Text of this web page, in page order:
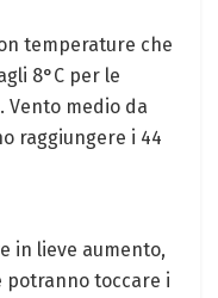
temperature che
8°C per le
Vento medio da
raggiungere i 44
in lieve aumento,
potranno toccare i